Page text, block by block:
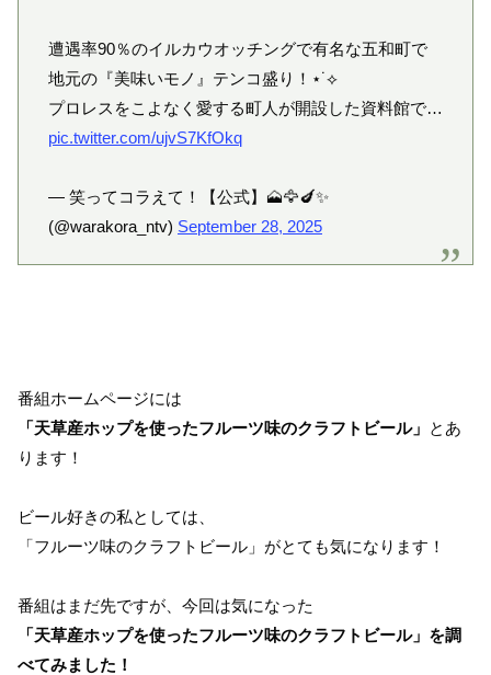
遭遇率90％のイルカウオッチングで有名な五和町で
地元の『美味いモノ』テンコ盛り！⋆˙⟡
プロレスをこよなく愛する町人が開設した資料館で…
pic.twitter.com/ujvS7KfOkq
— 笑ってコラえて！【公式】🗻🦅🍆✨
(@warakora_ntv) September 28, 2025
番組ホームページには
「天草産ホップを使ったフルーツ味のクラフトビール」 とあ
ります！
ビール好きの私としては、
「フルーツ味のクラフトビール」がとても気になります！
番組はまだ先ですが、今回は気になった
「天草産ホップを使ったフルーツ味のクラフトビール」を調
べてみました！